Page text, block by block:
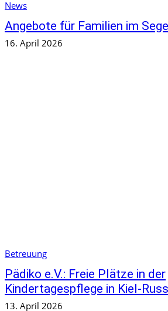
News
Angebote für Familien im
16. April 2026
Betreuung
Pädiko e.V.: Freie Plätze in der
Kindertagespflege in Kiel-
13. April 2026